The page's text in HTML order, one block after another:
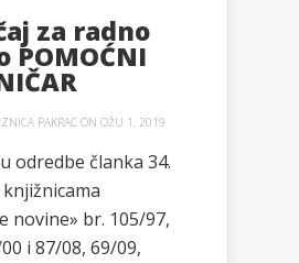
za radno
POMOĆNI
PAKRAC ON OŽU 1, 2019
odredbe članka 34.
novine» br. 105/97,
i 87/08, 69/09,